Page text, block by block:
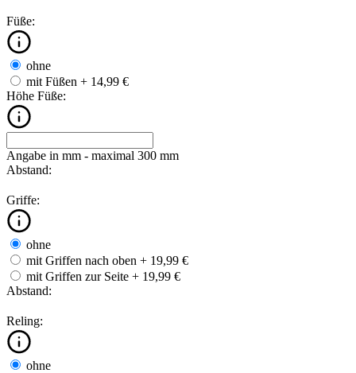
Füße:
ohne
mit Füßen + 14,99 €
Höhe Füße:
Angabe in mm - maximal 300 mm
Abstand:
Griffe:
ohne
mit Griffen nach oben + 19,99 €
mit Griffen zur Seite + 19,99 €
Abstand:
Reling:
ohne